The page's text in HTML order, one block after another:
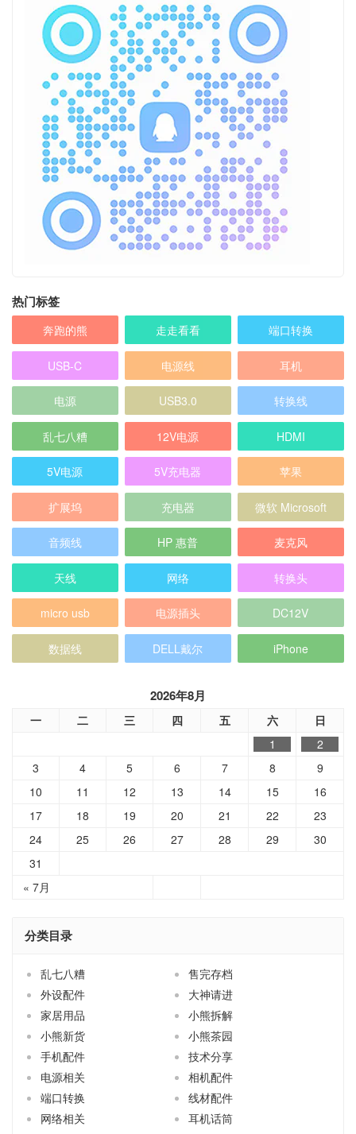
奔跑的熊 走走看看 端口转换
USB-C 电源线 耳机
电源 USB3.0 转换线
乱七八糟 12V电源 HDMI
5V电源 5V充电器 苹果
扩展坞 充电器 微软 Microsoft
音频线 HP 惠普 麦克风
天线 网络 转换头
micro usb 电源插头 DC12V
数据线 DELL戴尔 iPhone
四
« 7月
1
2
8
9
10
11 12 13 14 15
16
17
18 19 20 21 22
23
24
25 26 27 28 29
30
31
外设配件
大神请进
家居用品
小熊拆解
小熊新货
小熊茶园
手机配件
技术分享
电源相关
相机配件
端口转换
线材配件
网络相关
耳机话筒
车载配件
随心闲谈